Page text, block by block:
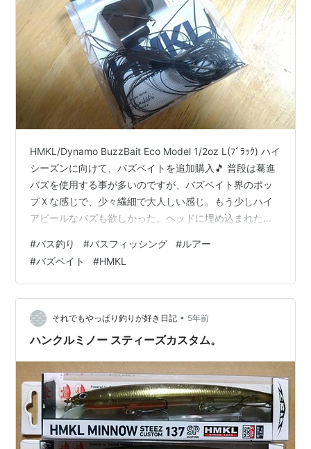
HMKL/Dynamo BuzzBait Eco Model 1/2oz L(ﾌﾞﾗｯｸ) ハイ
シーズンに向けて、バズベイトを追加購入🎵 普段は驀進
バズを使用する事が多いのですが、バズベイト界のポッ
プＸな感じで、少々繊細で大人しい感じ。もう少しハイ
アピールなバズも欲しかった。ヘッドに埋め込まれたブ
が当たり、心地よいアピールサウンドを奏でる仕組み。
そしてコンパクトなボディーもボク好み。そのような理
由で、このハンクルのダイナモバズと相成りました。あ
の川村光大郎君も使っていますしね。 さて、後はボクが
使って釣るだけ👍
#バス釣り #バスフィッシング #ルアー
#バズベイト #HMKL
それでもやっぱり釣りが好き日記 • 5年前
ハンクルミノー スティーズカスタム。